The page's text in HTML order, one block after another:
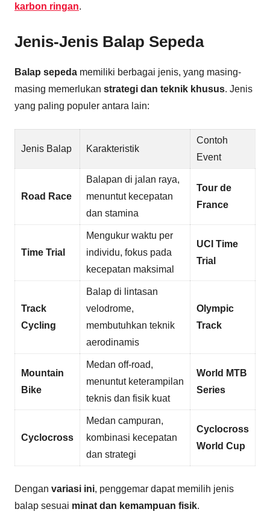
karbon ringan.
Jenis-Jenis Balap Sepeda
Balap sepeda memiliki berbagai jenis, yang masing-
masing memerlukan strategi dan teknik khusus. Jenis
yang paling populer antara lain:
Jenis Balap Karakteristik
Contoh
Event
Road Race
Balapan di jalan raya,
menuntut kecepatan
dan stamina
Tour de
France
Time Trial
Mengukur waktu per
individu, fokus pada
kecepatan maksimal
UCI Time
Trial
Track
Cycling
Balap di lintasan
velodrome,
membutuhkan teknik
aerodinamis
Olympic
Track
Mountain
Bike
Medan off-road,
menuntut keterampilan
teknis dan fisik kuat
World MTB
Series
Cyclocross
Medan campuran,
kombinasi kecepatan
dan strategi
Cyclocross
World Cup
Dengan variasi ini, penggemar dapat memilih jenis
balap sesuai minat dan kemampuan fisik.